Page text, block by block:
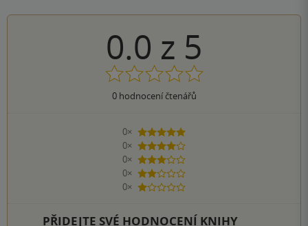
0.0 z 5
0hodnocení čtenářů
0×
5 hvězdiček
0×
4 hvězdičky
0×
3 hvězdičky
0×
2 hvězdičky
0×
1 hvezdička
PŘIDEJTE SVÉ HODNOCENÍ KNIHY